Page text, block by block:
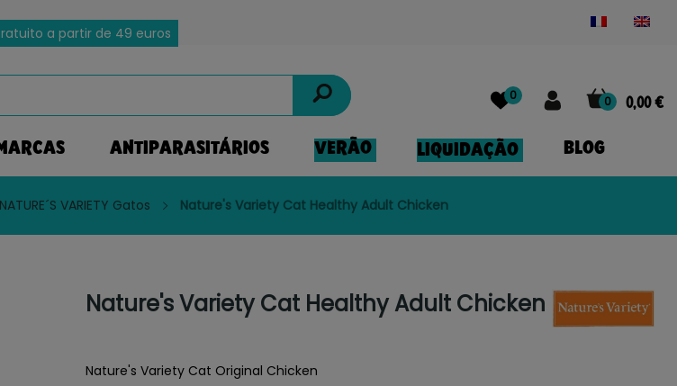
a partir de 49 euros
0 0,00 €
0
ANTIPARASITÁRIOS VERÃO LIQUIDAÇÃO BLOG
VARIETY Gatos Nature's Variety Cat Healthy Adult Chicken
Nature's Variety Cat Healthy Adult Chicken
Nature's Variety Cat Original Chicken